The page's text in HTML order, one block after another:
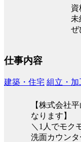
資
未
ぜ
仕事内容
建築・住宅 組立・加
【株式会社
なります】
＼1人でモク
洗面カウン